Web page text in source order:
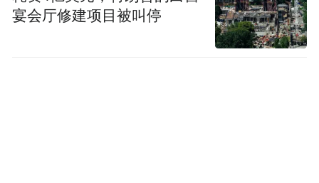
宴会厅修建项目被叫停